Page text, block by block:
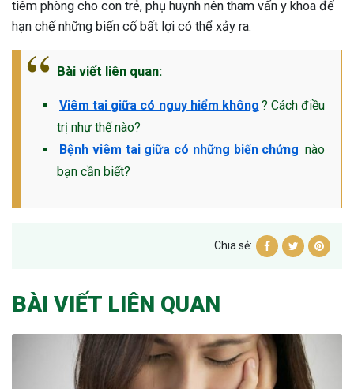
tiêm phòng cho con trẻ, phụ huynh nên tham vấn y khoa để
hạn chế những biến cố bất lợi có thể xảy ra.
Bài viết liên quan:
Viêm tai giữa có nguy hiểm không ? Cách điều
trị như thế nào?
Bệnh viêm tai giữa có những biến chứng nào
bạn cần biết?
Chia sẻ:
BÀI VIẾT LIÊN QUAN